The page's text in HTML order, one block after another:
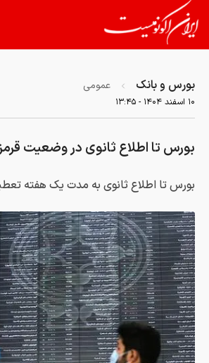
بورس و بانک عمومی
۱۰ اسفند ۱۴۰۴ - ۱۳:۴۵
بورس تا اطلاع ثانوی در وضعیت
بورس تا اطلاع ثانوی به مدت یک هفته